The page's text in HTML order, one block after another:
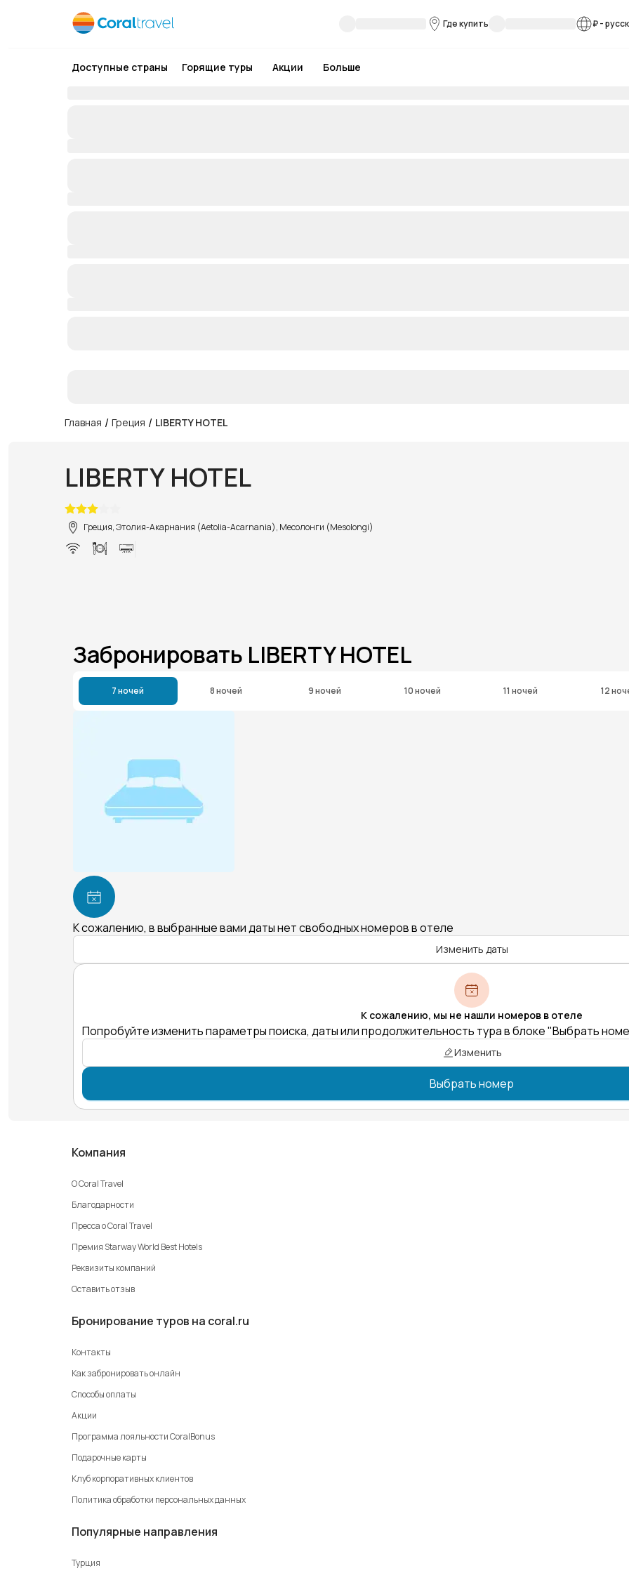
Где купить ₽-
Доступные страны Горящие туры Акции Больше
Главная / Греция / LIBERTY HOTEL
LIBERTY HOTEL
Греция, Этолия-Акарнания (Aetolia-Acarnania), Месолонги (Mesolongi)
Забронировать LIBERTY HOTEL
7 ночей 8 ночей 9 ночей 10 ночей 11 ночей 12
К сожалению, в выбранные вами даты нет свободных номеров в отеле
Изменить даты
К сожалению, мы не нашли номеров в отеле
Попробуйте изменить параметры поиска, даты или продолжительность тура в блоке "Выбрать
Изменить
Выбрать номер
Компания
О Coral Travel
Благодарности
Пресса о Coral Travel
Премия Starway World Best Hotels
Реквизиты компаний
Оставить отзыв
Бронирование туров на coral.ru
Контакты
Как забронировать онлайн
Способы оплаты
Акции
Программа лояльности CoralBonus
Подарочные карты
Клуб корпоративных клиентов
Политика обработки персональных данных
Популярные направления
Турция